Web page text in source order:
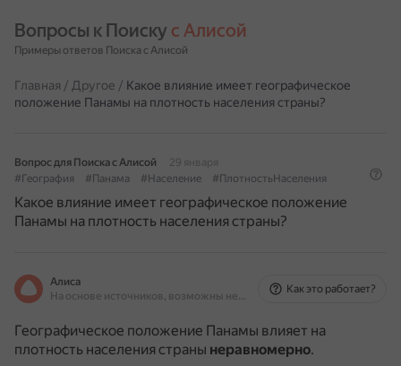
Вопросы к Поиску с Алисой
Примеры ответов Поиска с Алисой
Главная / Другое / Какое влияние имеет географическое
положение Панамы на плотность населения страны?
Вопрос для Поиска с Алисой
29 января
#География
#Панама #Население #ПлотностьНаселения
Какое влияние имеет географическое положение
Панамы на плотность населения страны?
Алиса
На основе источников, возможны неточности
Как это работает?
Географическое положение Панамы влияет на
плотность населения страны неравномерно.